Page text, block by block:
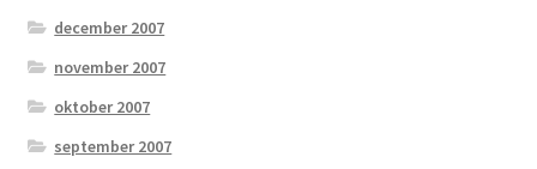
december 2007
november 2007
oktober 2007
september 2007